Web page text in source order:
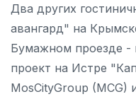
Два других
авангард" на
Бумажном проезде -
проект на Истре
MosCityGroup